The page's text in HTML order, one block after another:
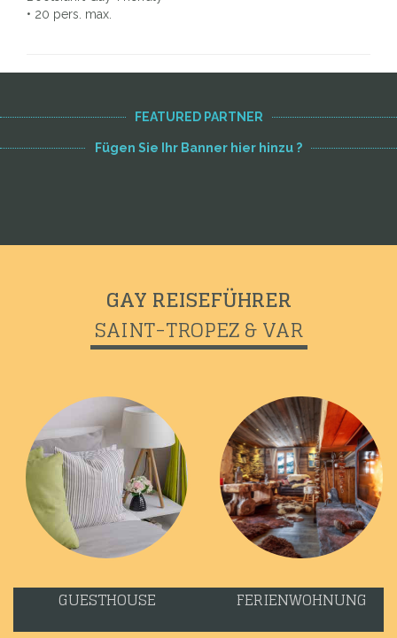
• 20 pers. max.
FEATURED PARTNER
Fügen Sie Ihr Banner hier hinzu ?
GAY REISEFÜHRER
SAINT-TROPEZ & VAR
GUESTHOUSE FERIENWOHNUNG